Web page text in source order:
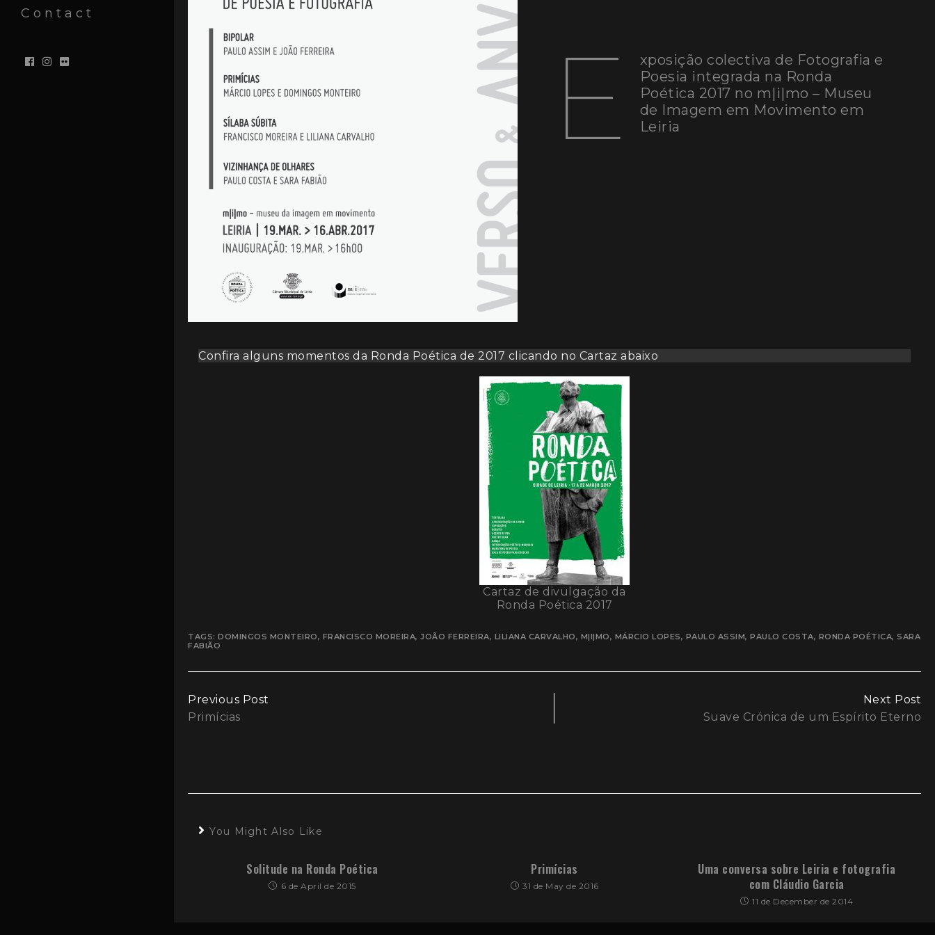
Contact
E
xposição colectiva de Fotografia e
Poesia integrada na Ronda
Poética 2017 no m|i|mo – Museu
de Imagem em Movimento em
Leiria
Confira alguns momentos da Ronda Poética de 2017 clicando no Cartaz abaixo
Cartaz de divulgação da
Ronda Poética 2017
TAGS: DOMINGOS MONTEIRO, FRANCISCO MOREIRA, JOÃO FERREIRA, LILIANA CARVALHO, M|I|MO, MÁRCIO LOPES, PAULO ASSIM, PAULO COSTA, RONDA POÉTICA, SARA
FABIÃO
Continue
Reading
Previous Post
Primícias
Next Post
Suave Crónica de um Espírito Eterno
You Might Also Like
Solitude na Ronda Poética
6 de April de 2015
Primícias
31 de May de 2016
Uma conversa sobre Leiria e fotografia
com Cláudio Garcia
11 de December de 2014